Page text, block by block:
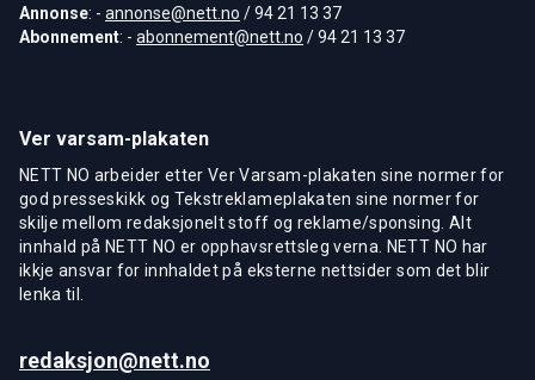
Annonse: - annonse@nett.no / 94 21 13 37
Abonnement: - abonnement@nett.no / 94 21 13 37
Ver varsam-plakaten
NETT NO arbeider etter Ver Varsam-plakaten sine normer for
god presseskikk og Tekstreklameplakaten sine normer for
skilje mellom redaksjonelt stoff og reklame/sponsing. Alt
innhald på NETT NO er opphavsrettsleg verna. NETT NO har
ikkje ansvar for innhaldet på eksterne nettsider som det blir
lenka til.
redaksjon@nett.no